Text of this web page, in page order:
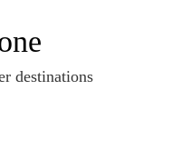
destinations